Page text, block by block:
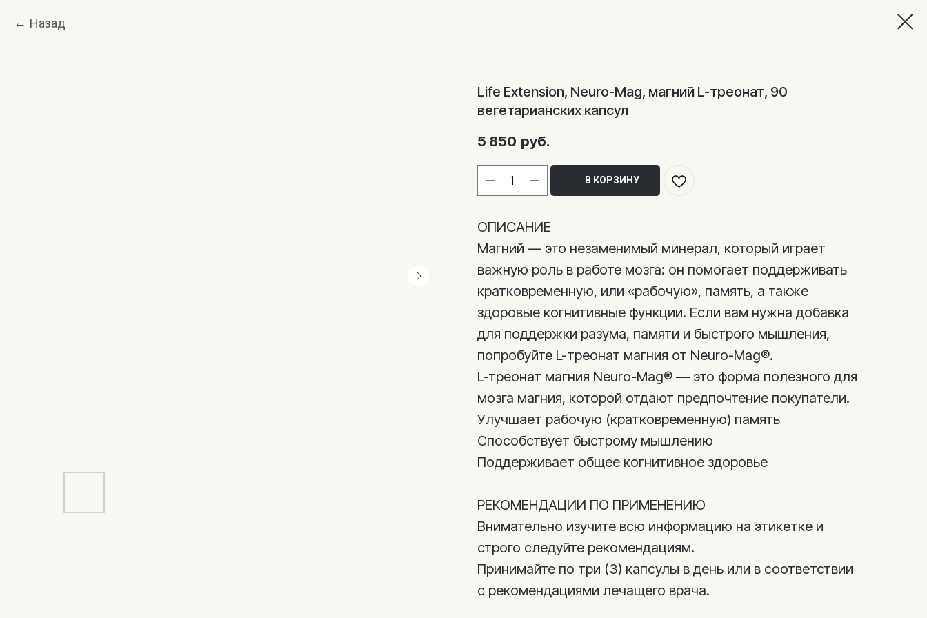
Назад
Life Extension, Neuro-Mag, магний L-треонат, 90
вегетарианских капсул
5 850 руб.
В КОРЗИНУ
ОПИСАНИЕ
Магний — это незаменимый минерал, который играет
важную роль в работе мозга: он помогает поддерживать
кратковременную, или «рабочую», память, а также
здоровые когнитивные функции. Если вам нужна добавка
для поддержки разума, памяти и быстрого мышления,
попробуйте L-треонат магния от Neuro-Mag®.
L-треонат магния Neuro-Mag® — это форма полезного для
мозга магния, которой отдают предпочтение покупатели.
Улучшает рабочую (кратковременную) память
Способствует быстрому мышлению
Поддерживает общее когнитивное здоровье
РЕКОМЕНДАЦИИ ПО ПРИМЕНЕНИЮ
Внимательно изучите всю информацию на этикетке и
строго следуйте рекомендациям.
Принимайте по три (3) капсулы в день или в соответствии
с рекомендациями лечащего врача.